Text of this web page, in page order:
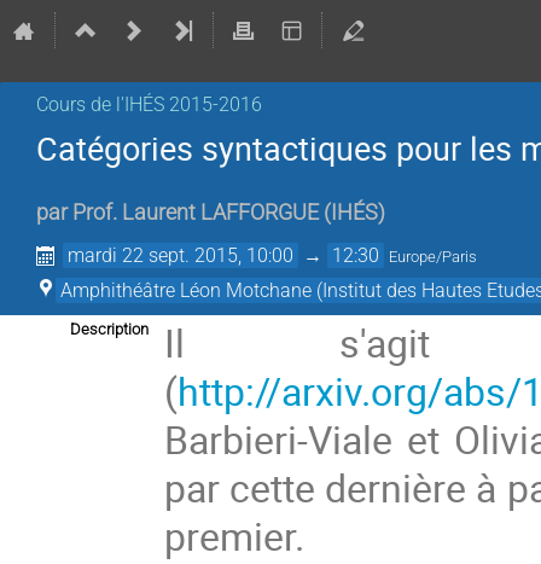
Cours de l'IHÉS­­ 2015-2016
Catégories syntactiques pour les
par Prof. Laurent LAFFORGUE ( IHÉS)
mardi 22 sept. 2015, 10:00 → 12:30 Europe/Paris
Amphithéâtre Léon Motchane (Institut des Hautes
Description
Il s'agit
(http://arxiv.org/abs/
Barbieri-Viale et
par cette dernière à
premier.